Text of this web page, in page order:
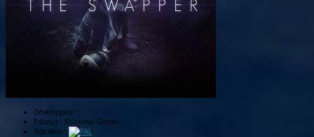
Développeur :
Editeur : Frictional Games
Site Web :